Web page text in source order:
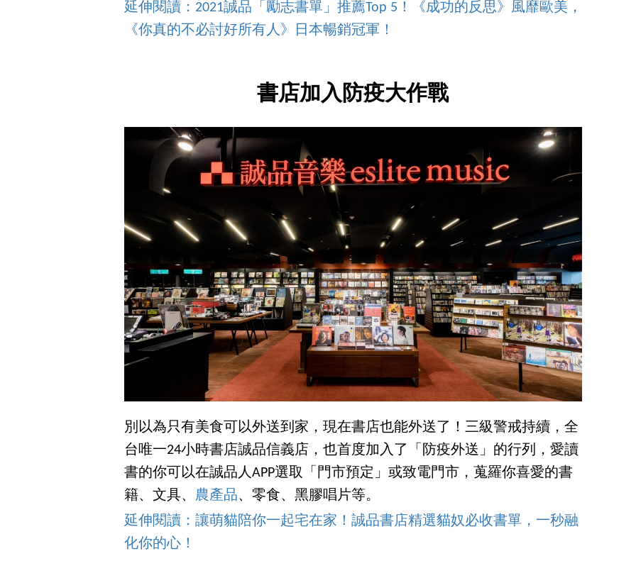
延伸閱讀：2021誠品「勵志書單」推薦Top 5！《成功的反思》風靡歐美，
《你真的不必討好所有人》日本暢銷冠軍！
書店加入防疫大作戰
別以為只有美食可以外送到家，現在書店也能外送了！三級警戒持續，全
台唯一24小時書店誠品信義店，也首度加入了「防疫外送」的行列，愛讀
書的你可以在誠品人APP選取「門市預定」或致電門市，蒐羅你喜愛的書
籍、文具、 農產品、零食、黑膠唱片等。
延伸閱讀：讓萌貓陪你一起宅在家！誠品書店精選貓奴必收書單，一秒融
化你的心！